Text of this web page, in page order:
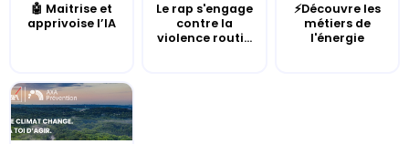
🤖 Maitrise et
apprivoise l’IA
Le rap s'engage
contre la
violence routi...
⚡Découvre les
métiers de
l'énergie